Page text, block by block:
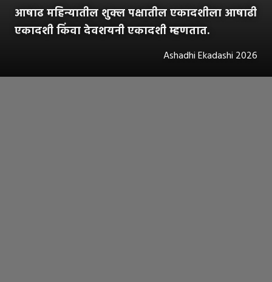
आषाढ महिन्यातील शुक्ल पक्षातील एकादशीला आषाढी
एकादशी किंवा देवशयनी एकादशी म्हणतात.
Ashadhi Ekadashi 2026